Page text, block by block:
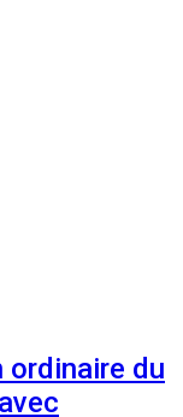
ordinaire du